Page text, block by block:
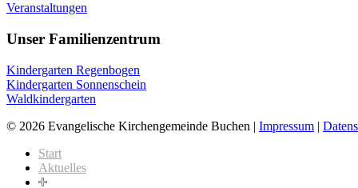
Veranstaltungen
Unser Familienzentrum
Kindergarten Regenbogen
Kindergarten Sonnenschein
Waldkindergarten
© 2026 Evangelische Kirchengemeinde Buchen | Impressum |
Start
Aktuelles